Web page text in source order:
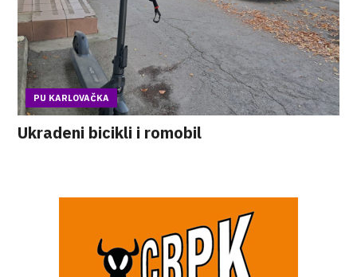
PU KARLOVAČKA
Ukradeni bicikli i romobil